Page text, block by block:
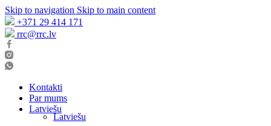
Skip to navigation Skip to main content
+371 29 414 171
rrc@rrc.lv
Kontakti
Par mums
Latviešu
Latviešu